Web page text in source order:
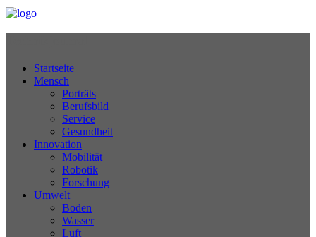
Startseite
Mensch
Porträts
Berufsbild
Service
Gesundheit
Innovation
Mobilität
Robotik
Forschung
Umwelt
Boden
Wasser
Luft